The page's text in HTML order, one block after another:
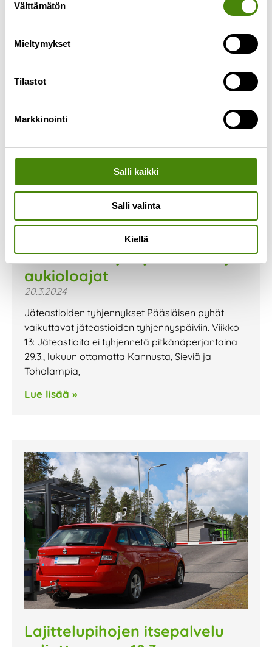
valinta
Välttämätön
Mieltymykset
Tilastot
Markkinointi
Salli kaikki
Salli valinta
Kiellä
Pääsiäisen ajan jätehuolto ja
aukioloajat
20.3.2024
Jäteastioiden tyhjennykset Pääsiäisen pyhät
vaikuttavat jäteastioiden tyhjennyspäiviin. Viikko
13: Jäteastioita ei tyhjennetä pitkänäperjantaina
29.3., lukuun ottamatta Kannusta, Sieviä ja
Toholampia,
Lue lisää »
Lajittelupihojen itsepalvelu